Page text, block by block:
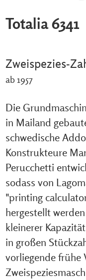
Totalia 6341
Zweispezies-
ab 1957
Die
in Mailand
schwedische
Konstrukteure
Perucchetti
sodass von
"printing
hergestellt
kleinerer
in großen
vorliegende frühe